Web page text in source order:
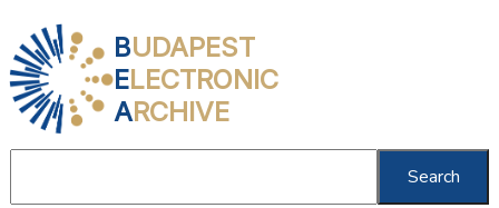
BUDAPEST
ELECTRONIC
ARCHIVE
Search